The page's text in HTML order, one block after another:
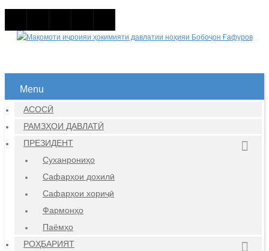
Menu
АСОСӢ
РАМЗҲОИ ДАВЛАТӢ
ПРЕЗИДЕНТ
Суханрониҳо
Сафарҳои дохилӣ
Сафарҳои хориҷӣ
Фармонҳо
Паёмҳо
РОҲБАРИЯТ